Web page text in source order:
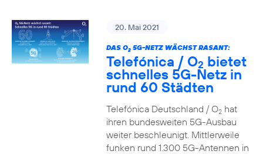
20. Mai 2021
DAS O25G-NETZ WÄCHST RASANT:
Telefónica / O2 bietet
schnelles 5G-Netz in
rund 60 Städten
Telefónica Deutschland / O2hat
ihren bundesweiten 5G-Ausbau
weiter beschleunigt. Mittlerweile
funken rund 1.300 5G-Antennen in